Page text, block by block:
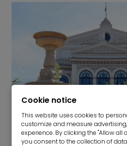
4
Gärtnerplatzviertel -
Cookie notice
This website uses cookies to
customize and measure
experience. By clicking the "Allow all
you consent to the collection of